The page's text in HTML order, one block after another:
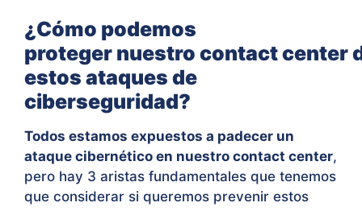
¿Cómo podemos
proteger nuestro contact center
estos ataques de
ciberseguridad?
Todos estamos expuestos a padecer un
ataque cibernético en nuestro contact center,
pero hay 3 aristas fundamentales que tenemos
que considerar si queremos prevenir estos